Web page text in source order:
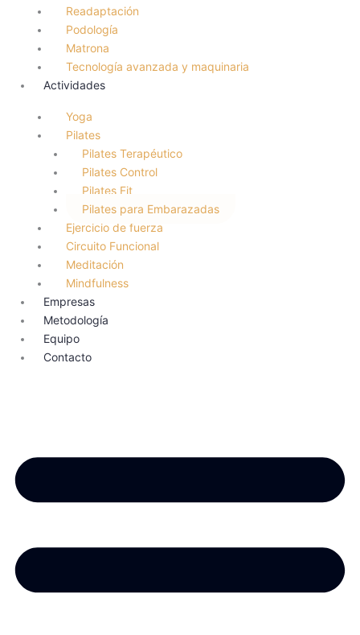
Readaptación
Podología
Matrona
Tecnología avanzada y maquinaria
Actividades
Yoga
Pilates
Pilates Terapéutico
Pilates Control
Pilates Fit
Pilates para Embarazadas
Ejercicio de fuerza
Circuito Funcional
Meditación
Mindfulness
Empresas
Metodología
Equipo
Contacto